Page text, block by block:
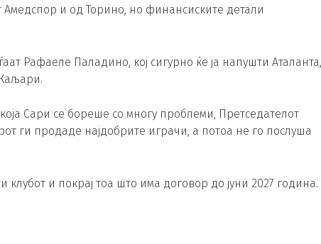
Амедспор и од Торино, но финансиските детали
Рафаеле Паладино, кој сигурно ќе ја напушти Аталанта,
Сари се бореше со многу проблеми, Претседателот
ги продаде најдобрите играчи, а потоа не го послуша
и покрај тоа што има договор до јуни 2027 година.